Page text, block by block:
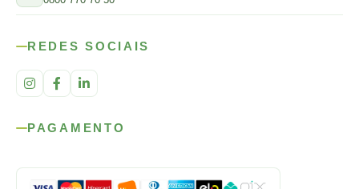
REDES SOCIAIS
PAGAMENTO